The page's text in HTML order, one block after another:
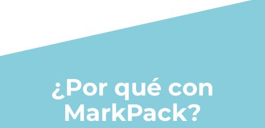
¿Por qué con
MarkPack?